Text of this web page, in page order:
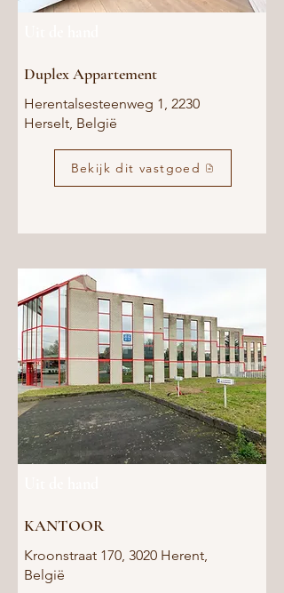
Duplex Appartement
Herentalsesteenweg 1, 2230
Herselt, België
Bekijk dit vastgoed
KANTOOR
Kroonstraat 170, 3020 Herent,
België